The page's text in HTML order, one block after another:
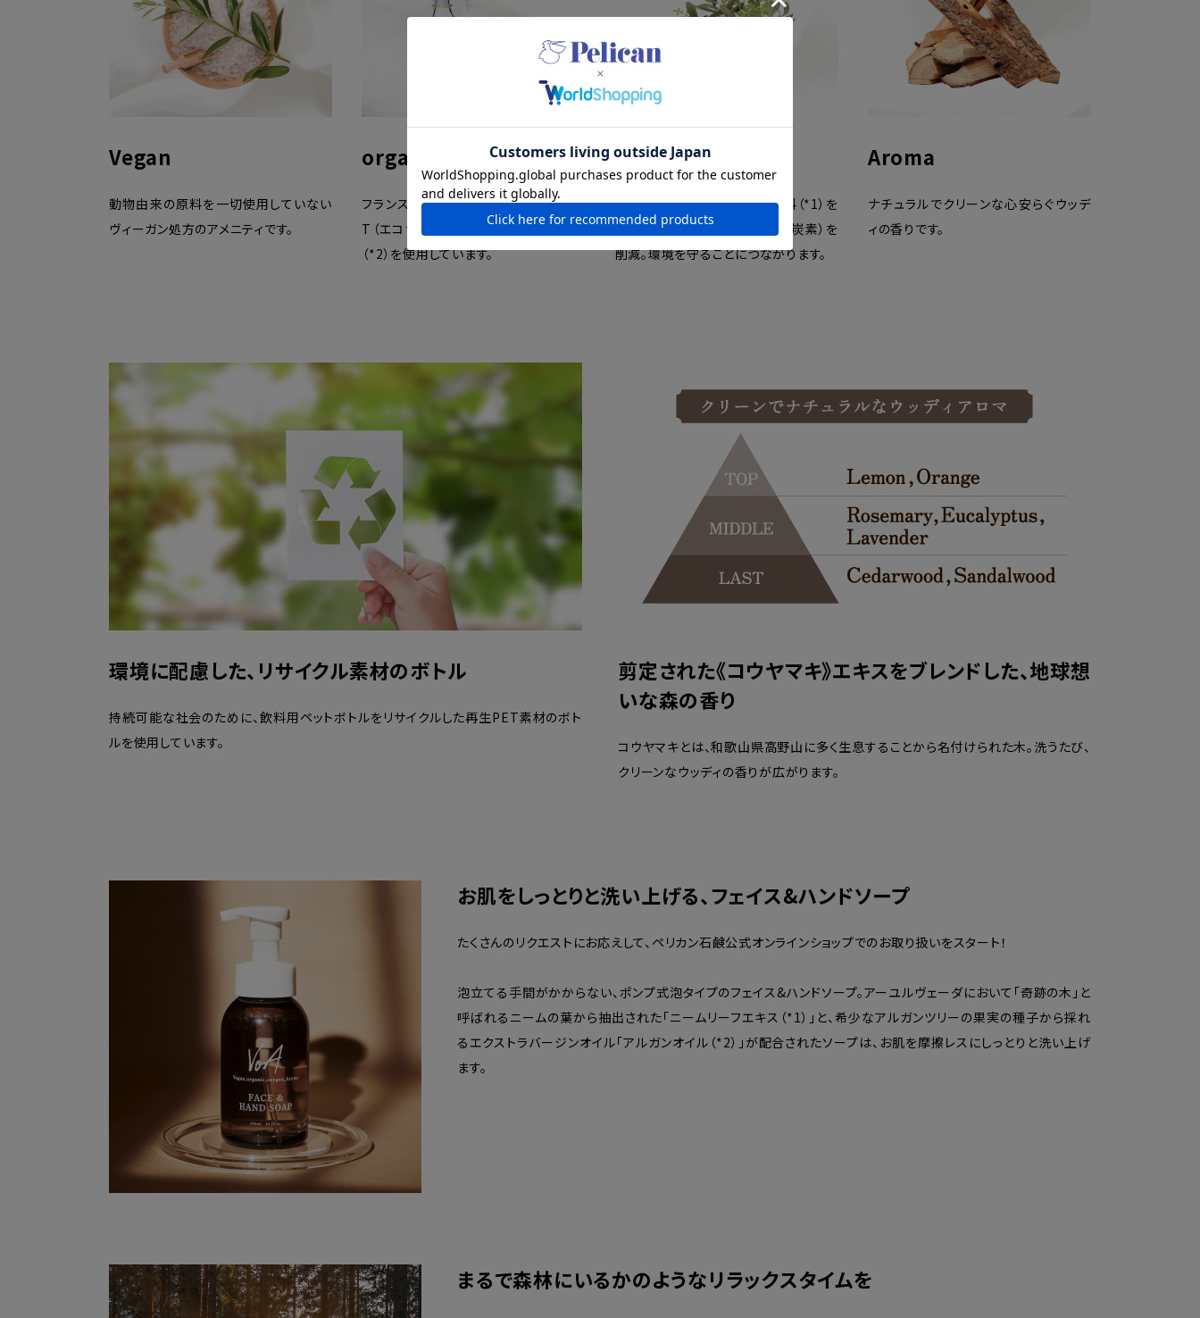
Vegan
動物由来の原料を一切使用していない
ヴィーガン処方のアメニティです。
organic
フランスのオーガニック認証「ECOCER
T（エコサート）」取得のアルガンオイル
（*2）を使用しています。
oxygen
植林活動の支援につながる原料（*1）を
使うことによって、CO2（二酸化炭素）を
削減。環境を守ることにつながります。
Aroma
ナチュラルでクリーンな心安らぐウッデ
ィの香りです。
環境に配慮した、リサイクル素材のボトル
持続可能な社会のために、飲料用ペットボトルをリサイクルした再生PET素材のボト
ルを使用しています。
剪定された《コウヤマキ》エキスをブレンドした、地球想
いな森の香り
コウヤマキとは、和歌山県高野山に多く生息することから名付けられた木。洗うたび、
クリーンなウッディの香りが広がります。
お肌をしっとりと洗い上げる、フェイス&ハンドソープ
たくさんのリクエストにお応えして、ペリカン石鹸公式オンラインショップでのお取り扱いをスタート！
泡立てる手間がかからない、ポンプ式泡タイプのフェイス&ハンドソープ。アーユルヴェーダにおいて「奇跡の木」と
呼ばれるニームの葉から抽出された「ニームリーフエキス（*1）」と、希少なアルガンツリーの果実の種子から採れ
るエクストラバージンオイル「アルガンオイル（*2）」が配合されたソープは、お肌を摩擦レスにしっとりと洗い上げ
ます。
まるで森林にいるかのようなリラックスタイムを